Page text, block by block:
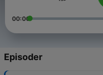
00:00
Episoder